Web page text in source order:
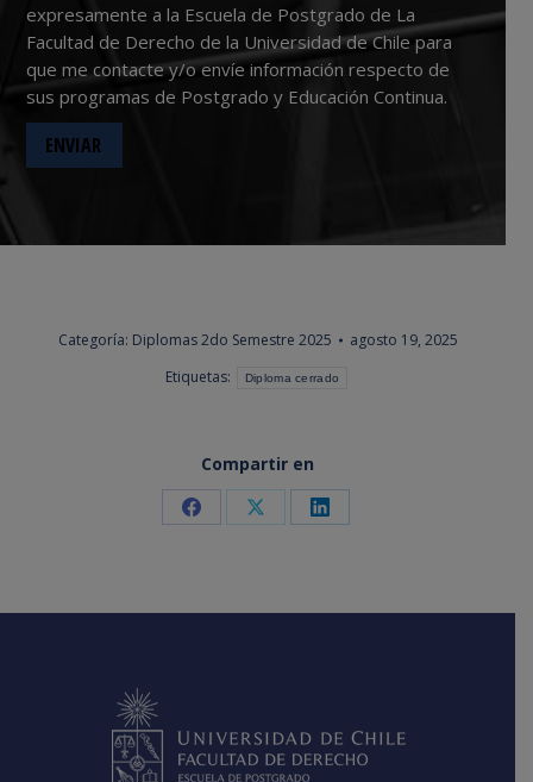
expresamente a la Escuela de Postgrado de La
Facultad de Derecho de la Universidad de Chile para
que me contacte y/o envíe información respecto de
sus programas de Postgrado y Educación Continua.
Categoría: Diplomas 2do Semestre 2025
agosto 19, 2025
Etiquetas:
Diploma cerrado
Compartir en
Share Share Share